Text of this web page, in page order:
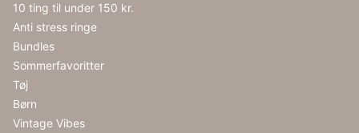
10 ting til under 150 kr.
Anti stress ringe
Bundles
Sommerfavoritter
Tøj
Børn
Vintage Vibes